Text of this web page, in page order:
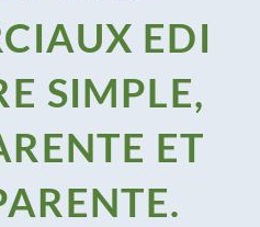
EDI
SIMPLE,
ET